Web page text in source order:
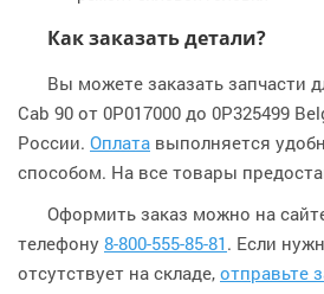
Как заказать детали?
Вы можете заказать запчасти
Cab 90 от 0P017000 до 0P325499
России. Оплата выполняется
способом. На все товары
Оформить заказ можно на
телефону 8-800-555-85-81 . Если
отсутствует на складе, отправьте